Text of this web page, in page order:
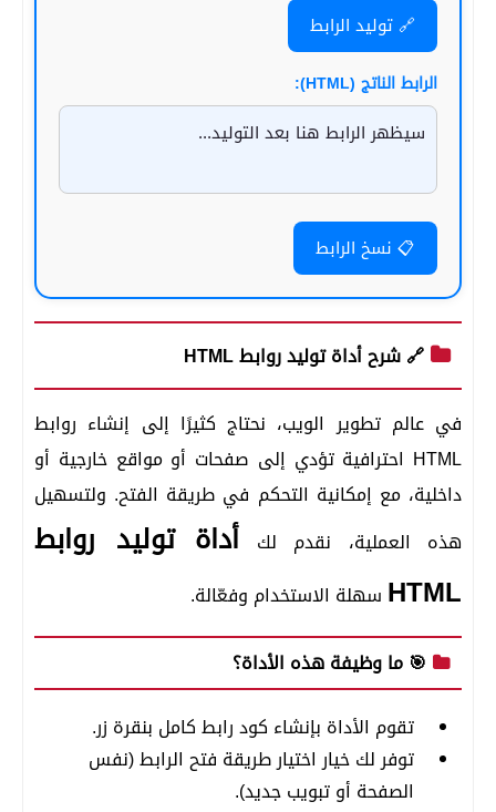
🔗 توليد الرابط
الرابط الناتج (HTML):
📋 نسخ الرابط
🔗 شرح أداة توليد روابط HTML
في عالم تطوير الويب، نحتاج كثيرًا إلى إنشاء روابط
HTML احترافية تؤدي إلى صفحات أو مواقع خارجية أو
داخلية، مع إمكانية التحكم في طريقة الفتح. ولتسهيل
هذه العملية، نقدم لك أداة توليد روابط
HTML سهلة الاستخدام وفعّالة.
🎯 ما وظيفة هذه الأداة؟
تقوم الأداة بإنشاء كود رابط كامل بنقرة زر.
توفر لك خيار اختيار طريقة فتح الرابط (نفس
الصفحة أو تبويب جديد).